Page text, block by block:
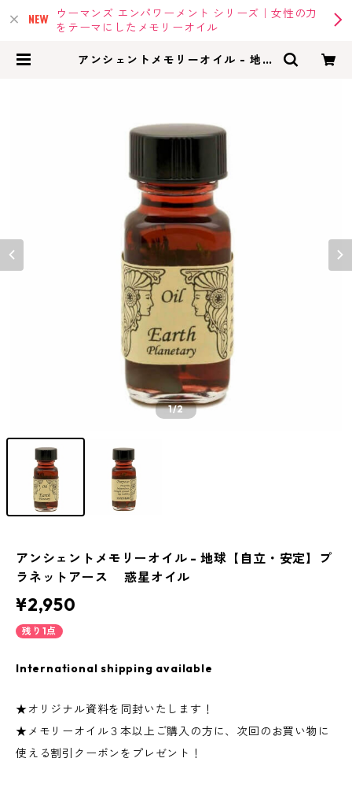
ウーマンズ エンパワーメント シリーズ｜女性の力
をテーマにしたメモリーオイル
アンシェントメモリーオイル - 地球
1/2
アンシェントメモリーオイル - 地球【自立・安定】プ
ラネットアース 惑星オイル
¥2,950
残り1点
International shipping available
★オリジナル資料を同封いたします！
★メモリーオイル３本以上ご購入の方に、次回のお買い物に
使える割引クーポンをプレゼント！